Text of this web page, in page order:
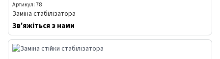
Артикул: 78
Заміна стабілізатора
Зв'яжіться з нами